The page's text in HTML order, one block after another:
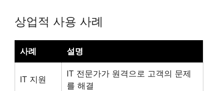
상업적 사용 사례
사례 설명
IT 지원
IT 전문가가 원격으로 고객의 문제
를 해결